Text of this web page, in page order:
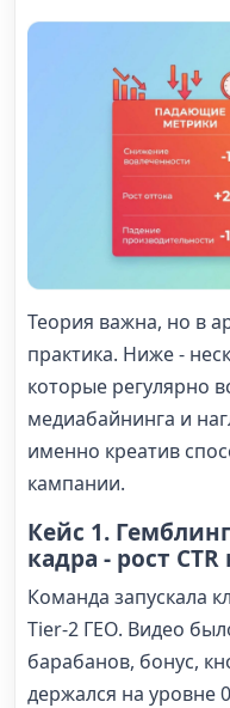
Теория важна, но в
практика. Ниже -
которые регулярно
медиабайнинга и
именно креатив
кампании.
Кейс 1.
кадра - рост CTR
Команда запускала
Tier-2 ГЕО. Видео
барабанов, бонус,
держался на уровне